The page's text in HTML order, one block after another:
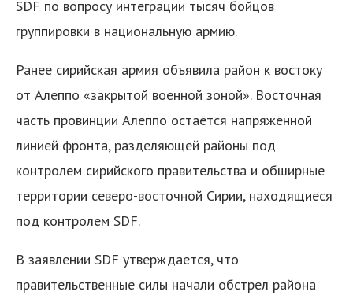
SDF по вопросу интеграции тысяч бойцов
группировки в национальную армию.
Ранее сирийская армия объявила район к востоку
от Алеппо «закрытой военной зоной». Восточная
часть провинции Алеппо остаётся напряжённой
линией фронта, разделяющей районы под
контролем сирийского правительства и обширные
территории северо-восточной Сирии, находящиеся
под контролем SDF.
В заявлении SDF утверждается, что
правительственные силы начали обстрел района